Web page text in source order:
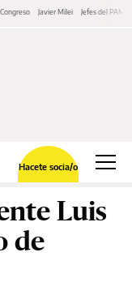
Javier Milei Jefes del PAMI
Hacete socia/o
Luis
de